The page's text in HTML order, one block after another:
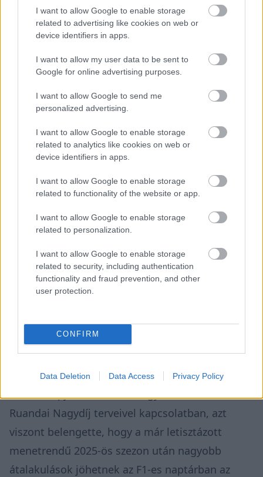
I want to allow Google to enable storage
related to advertising like cookies on web or
device identifiers in apps.
I want to allow my user data to be sent to
Google for online advertising purposes.
I want to allow Google to send me
personalized advertising.
I want to allow Google to enable storage
related to analytics like cookies on web or
device identifiers in apps.
I want to allow Google to enable storage
related to functionality of the website or app.
I want to allow Google to enable storage
related to personalization.
I want to allow Google to enable storage
related to security, including authentication
functionality and fraud prevention, and other
user protection.
CONFIRM
Data Deletion Data Access Privacy Policy
„Versenyezni akarunk Afrikában, de megfelelő
szükségünk. Ügyelnünk kell arra is, hogy az
általunk meglátogatott országban vagy régióban
szívesen fogadjanak minket, hiszen előfordulhat,
hogy mások a helyi prioritások. Mindig nagyon
óvatosnak kell lennünk, hogy a helyes
döntéseket hozzuk meg.”
Ruandai Nagydíj terveivel kapcsolatban, azt
viszont belengette, hogy a már letisztázott
menetrendű 2025-ös szezon után nagyobb
átalakulások jöhetnek az F1-es naptárban az